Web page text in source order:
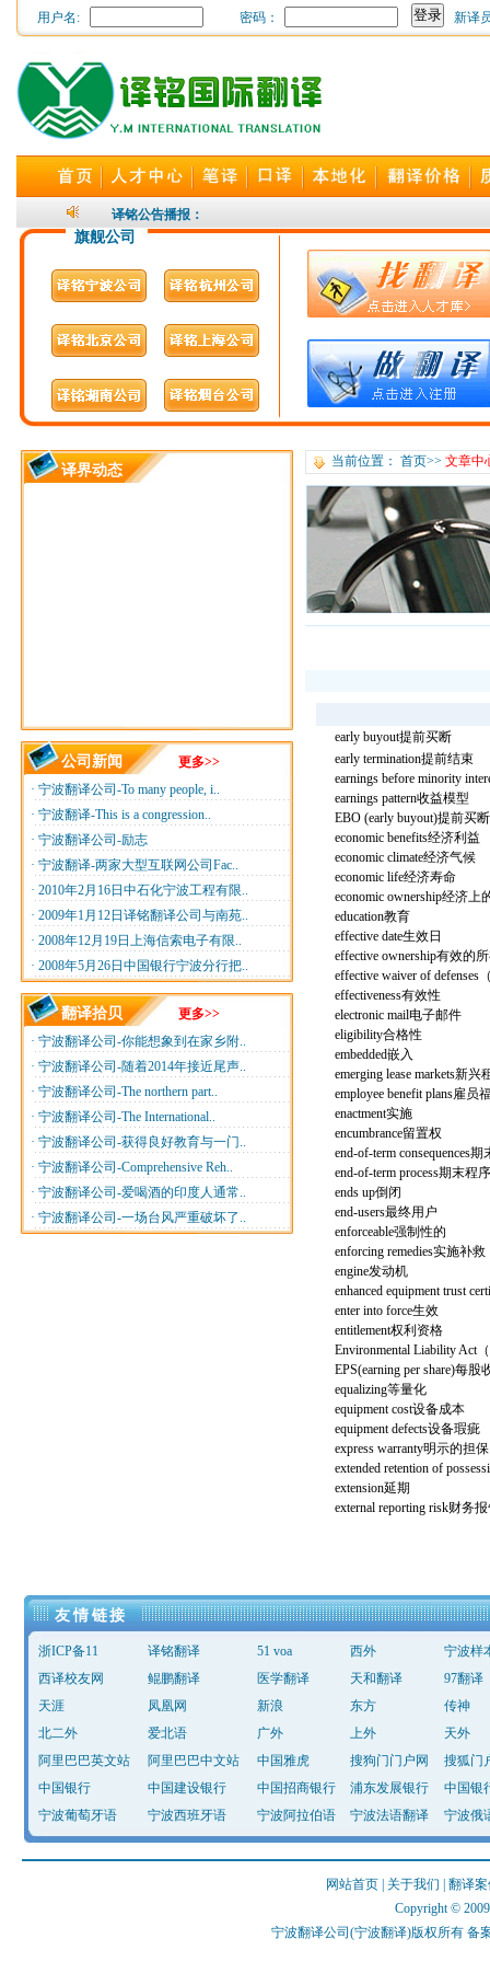
用户名: 密码： 新译
译铭公告播报：
24小时随时为您开通，
旗舰公司
译界动态
公司新闻
更多>>
· 宁波翻译公司-To many people, i..
· 宁波翻译-This is a congression..
· 宁波翻译公司-励志
· 宁波翻译-两家大型互联网公司Fac..
· 2010年2月16日中石化宁波工程有限..
· 2009年1月12日译铭翻译公司与南苑..
· 2008年12月19日上海信索电子有限..
· 2008年5月26日中国银行宁波分行把..
翻译拾贝
更多>>
· 宁波翻译公司-你能想象到在家乡附..
· 宁波翻译公司-随着2014年接近尾声..
· 宁波翻译公司-The northern part..
· 宁波翻译公司-The International..
· 宁波翻译公司-获得良好教育与一门..
· 宁波翻译公司-Comprehensive Reh..
· 宁波翻译公司-爱喝酒的印度人通常..
· 宁波翻译公司-一场台风严重破坏了..
当前位置： 首页>> 文章中
early buyout提前买断
early termination提前结束
earnings before minority
earnings pattern收益模型
EBO (early buyout)提前买断
economic benefits经济利益
economic climate经济气候
economic life经济寿命
economic ownership经济上
education教育
effective date生效日
effective ownership有效的
effective waiver of
effectiveness有效性
electronic mail电子邮件
eligibility合格性
embedded嵌入
emerging lease markets新兴
employee benefit plans雇员
enactment实施
encumbrance留置权
end-of-term consequences期
end-of-term process期末程序
ends up倒闭
end-users最终用户
enforceable强制性的
enforcing remedies实施补救
engine发动机
enhanced equipment trust
enter into force生效
entitlement权利资格
Environmental Liability Act
EPS(earning per share)每股
equalizing等量化
equipment cost设备成本
equipment defects设备瑕疵
express warranty明示的担保
extended retention of
extension延期
external reporting risk财务
友情链接
浙ICP备11 译铭翻译 51 voa 西外
宁波样
西译校友网
鲲鹏翻译 医学翻译 天和翻译
97翻译
天涯
凤凰网 新浪 东方
传神
北二外
爱北语 广外 上外
天外
阿里巴巴英文站
阿里巴巴中文站 中国雅虎 搜狗门门户网
搜狐门
中国银行
中国建设银行 中国招商银行 浦东发展银行
中国银
宁波葡萄牙语
宁波西班牙语 宁波阿拉伯语 宁波法语翻译 宁波俄
网站首页 关于我们
翻译
Copyright ©
宁波翻译公司(宁波翻译)版权所有 备